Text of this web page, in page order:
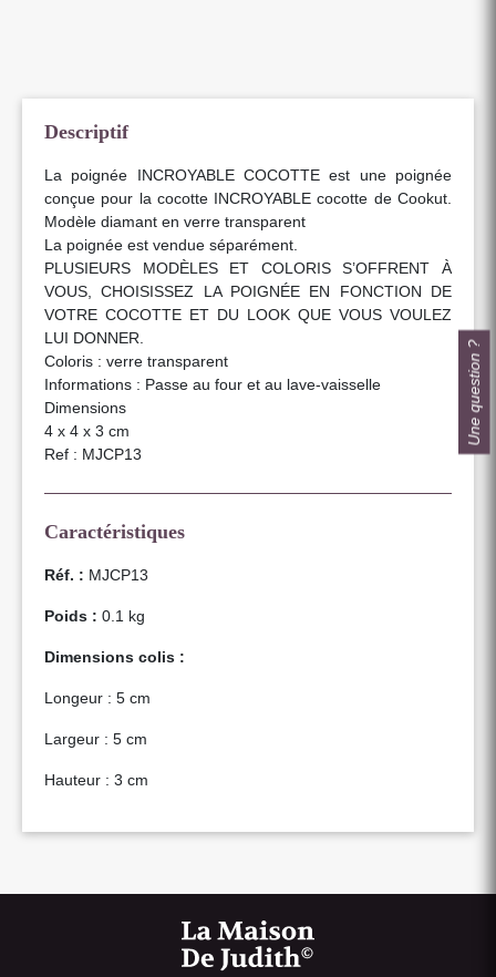
Descriptif
La poignée INCROYABLE COCOTTE est une poignée
conçue pour la cocotte INCROYABLE cocotte de Cookut.
Modèle diamant en verre transparent
La poignée est vendue séparément.
PLUSIEURS MODÈLES ET COLORIS S’OFFRENT À
VOUS, CHOISISSEZ LA POIGNÉE EN FONCTION DE
VOTRE COCOTTE ET DU LOOK QUE VOUS VOULEZ
LUI DONNER.
Coloris : verre transparent
Informations : Passe au four et au lave-vaisselle
Dimensions
4 x 4 x 3 cm
Ref : MJCP13
Caractéristiques
Réf. : MJCP13
Poids : 0.1 kg
Dimensions colis :
Longeur : 5 cm
Largeur : 5 cm
Hauteur : 3 cm
Une question ?